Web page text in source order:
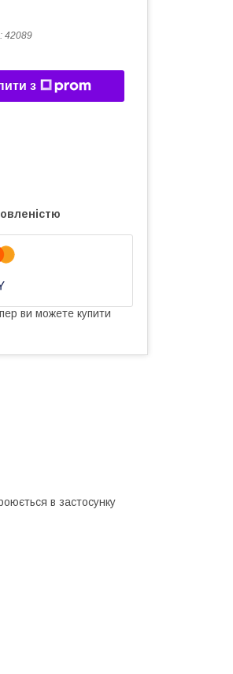
42089
з
ви можете купити
в застосунку